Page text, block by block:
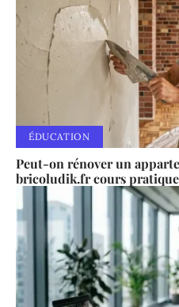
ÉDUCATION
Peut-on rénover un
bricoludik.fr cours